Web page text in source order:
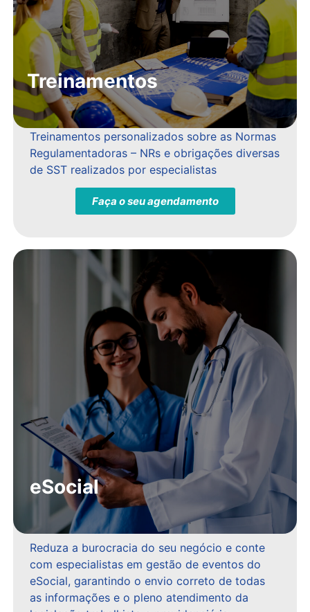
Treinamentos
Treinamentos personalizados sobre as Normas
Regulamentadoras – NRs e obrigações diversas
de SST realizados por especialistas
Faça o seu agendamento
eSocial
Reduza a burocracia do seu negócio e conte
com especialistas em gestão de eventos do
eSocial, garantindo o envio correto de todas
as informações e o pleno atendimento da